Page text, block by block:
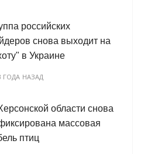
российских
снова выходит на
в Украине
ГОДА НАЗАД
области снова
массовая
птиц